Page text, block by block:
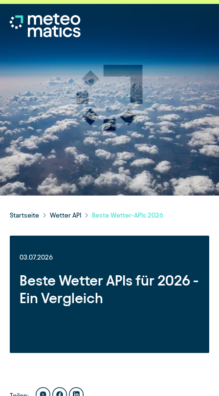
Startseite Wetter API Beste Wetter-APIs 2026
03.07.2026
Beste Wetter APIs für 2026 -
Ein Vergleich